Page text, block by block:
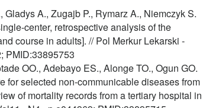
A., Zugajb P., Rymarz A., Niemczyk S.
center, retrospective analysis of the
course in adults]. // Pol Merkur Lekarski -
PMID:33895753
OO., Adebayo ES., Alonge TO., Ogun GO.
for selected non-communicable diseases from
of mortality records from a tertiary hospital in